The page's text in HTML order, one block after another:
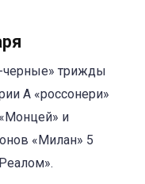
черные» трижды
A «россонери»
и
«Милан» 5